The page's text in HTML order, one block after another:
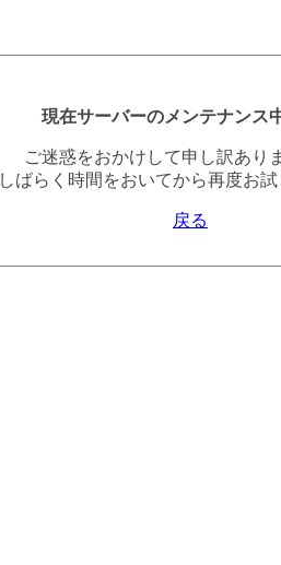
現在サーバーのメンテナンス
ご迷惑をおかけして申し訳あり
しばらく時間をおいてから再度お試
戻る